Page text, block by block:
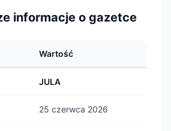
informacje o gazetce
Wartość
JULA
25 czerwca 2026